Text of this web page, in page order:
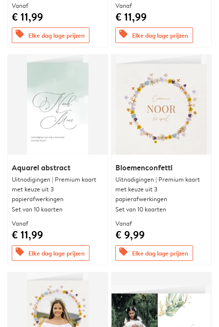
Vanaf
€ 11,99
offers Elke dag lage prijzen
Vanaf
€ 11,99
offers Elke dag lage prijzen
Aquarel abstract
Uitnodigingen | Premium kaart
met keuze uit 3
papierafwerkingen
Set van 10 kaarten
Vanaf
€ 11,99
offers Elke dag lage prijzen
Bloemenconfetti
Uitnodigingen | Premium kaart
met keuze uit 3
papierafwerkingen
Set van 10 kaarten
Vanaf
€ 9,99
offers Elke dag lage prijzen